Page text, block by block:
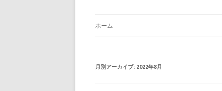
ホーム
月別アーカイブ: 2022年8月